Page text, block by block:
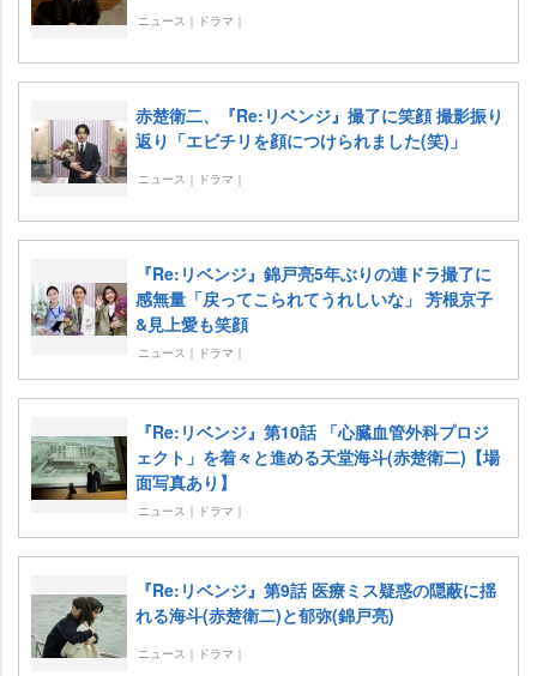
ニュース｜ドラマ｜
赤楚衛二、『Re:リベンジ』撮了に笑顔 撮影振り
返り「エビチリを顔につけられました(笑)」
ニュース｜ドラマ｜
『Re:リベンジ』錦戸亮5年ぶりの連ドラ撮了に
感無量「戻ってこられてうれしいな」 芳根京子
&見上愛も笑顔
ニュース｜ドラマ｜
『Re:リベンジ』第10話 「心臓血管外科プロジ
ェクト」を着々と進める天堂海斗(赤楚衛二)【場
面写真あり】
ニュース｜ドラマ｜
『Re:リベンジ』第9話 医療ミス疑惑の隠蔽に揺
れる海斗(赤楚衛二)と郁弥(錦戸亮)
ニュース｜ドラマ｜